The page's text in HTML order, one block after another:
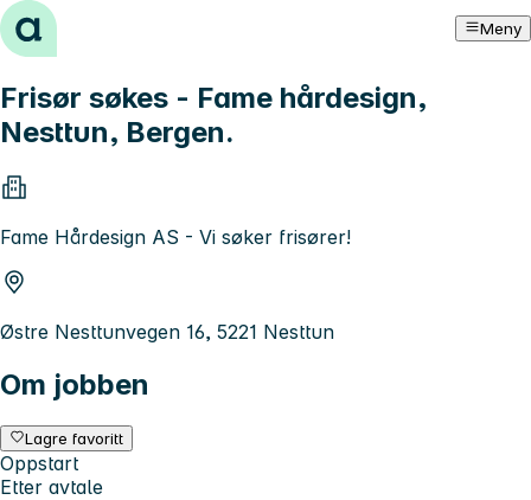
Hopp til innhold Meny
Frisør søkes - Fame hårdesign,
Nesttun, Bergen.
Fame Hårdesign AS - Vi søker frisører!
Østre Nesttunvegen 16, 5221 Nesttun
Om jobben
Lagre favoritt
Oppstart
Etter avtale